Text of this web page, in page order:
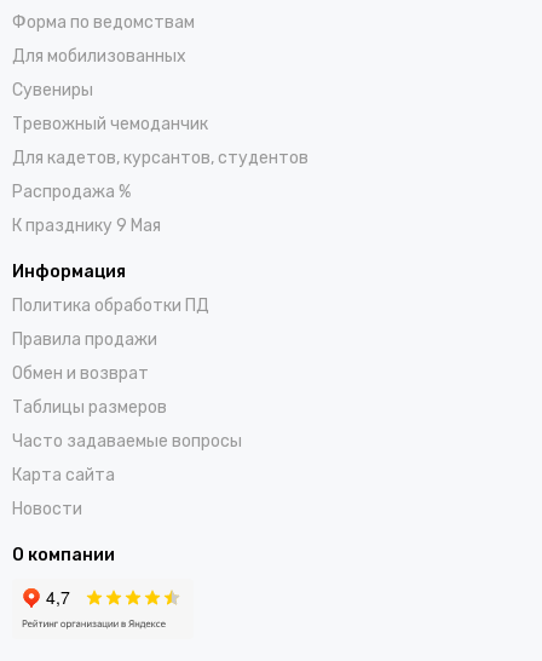
Форма по ведомствам
Для мобилизованных
Сувениры
Тревожный чемоданчик
Для кадетов, курсантов, студентов
Распродажа %
К празднику 9 Мая
Информация
Политика обработки ПД
Правила продажи
Обмен и возврат
Таблицы размеров
Часто задаваемые вопросы
Карта сайта
Новости
О компании